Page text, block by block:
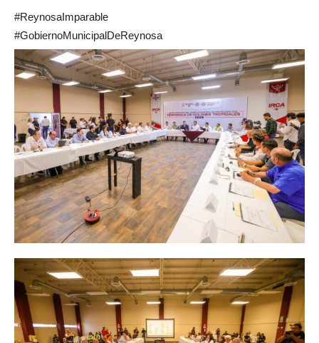
#ReynosaImparable
#GobiernoMunicipalDeReynosa